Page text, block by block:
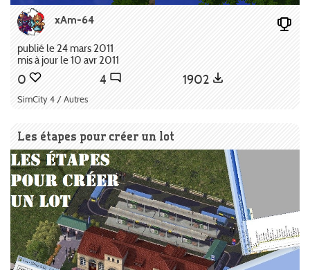
xAm-64
publié le 24 mars 2011
mis à jour le 10 avr 2011
0 4 1902
SimCity 4 / Autres
Les étapes pour créer un lot